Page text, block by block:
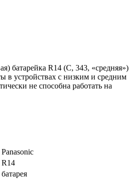
батарейка R14 (С, 343, «средняя»)
в устройствах с низким и средним
не способна работать на
Panasonic
R14
батарея